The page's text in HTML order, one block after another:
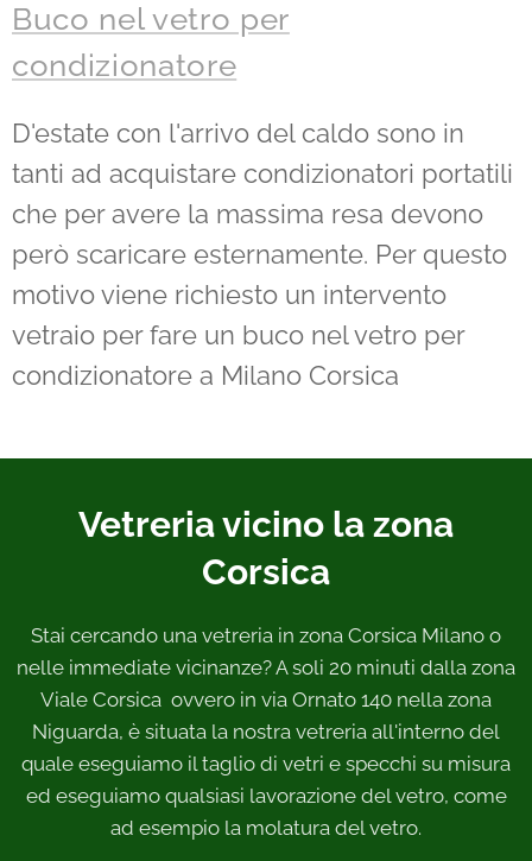
Buco nel vetro per
condizionatore
D'estate con l'arrivo del caldo sono in
tanti ad acquistare condizionatori portatili
che per avere la massima resa devono
però scaricare esternamente. Per questo
motivo viene richiesto un intervento
vetraio per fare un buco nel vetro per
condizionatore a Milano Corsica
Vetreria vicino la zona
Corsica
Stai cercando una vetreria in zona Corsica Milano o
nelle immediate vicinanze? A soli 20 minuti dalla zona
Viale Corsica ovvero in via Ornato 140 nella zona
Niguarda, è situata la nostra vetreria all'interno del
quale eseguiamo il taglio di vetri e specchi su misura
ed eseguiamo qualsiasi lavorazione del vetro, come
ad esempio la molatura del vetro.